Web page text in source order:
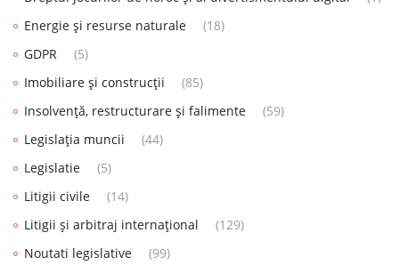
Energie și resurse naturale
(18)
GDPR
(5)
Imobiliare și construcții
(85)
Insolvență, restructurare și falimente
(59)
Legislația muncii
(44)
Legislatie
(5)
Litigii civile
(14)
Litigii și arbitraj internațional
(129)
Noutati legislative
(99)